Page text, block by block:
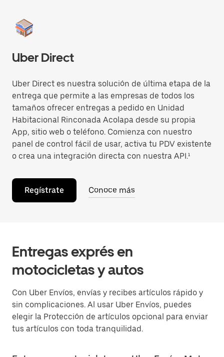
Uber Direct
Uber Direct es nuestra solución de última etapa de la
entrega que permite a las empresas de todos los
tamaños ofrecer entregas a pedido en Unidad
Habitacional Rinconada Acolapa desde su propia
App, sitio web o teléfono. Comienza con nuestro
panel de control fácil de usar, activa tu PDV existente
o crea una integración directa con nuestra API.¹
Regístrate Conoce más
Entregas exprés en
motocicletas y autos
Con Uber Envíos, envías y recibes artículos rápido y
sin complicaciones. Al usar Uber Envíos, puedes
elegir la Protección de artículos opcional para enviar
tus artículos con toda tranquilidad.